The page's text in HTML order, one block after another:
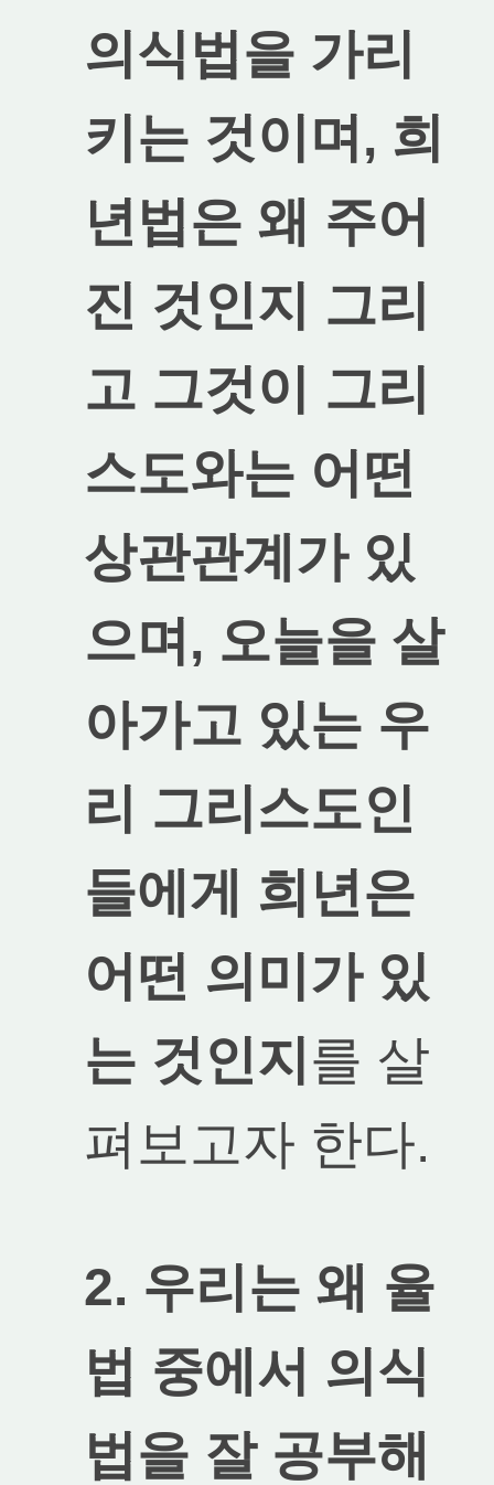
의식법을 가리
키는 것이며, 희
년법은 왜 주어
진 것인지 그리
고 그것이 그리
스도와는 어떤
상관관계가 있
으며, 오늘을 살
아가고 있는 우
리 그리스도인
들에게 희년은
어떤 의미가 있
는 것인지를 살
펴보고자 한다.
2. 우리는 왜 율
법 중에서 의식
법을 잘 공부해